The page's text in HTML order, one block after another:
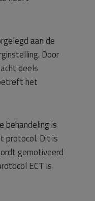
aan de
Door
deels
het
behandeling is
protocol. Dit is
gemotiveerd
ECT is